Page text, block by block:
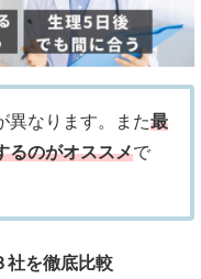
異なります。また最
るのがオススメで
社を徹底比較